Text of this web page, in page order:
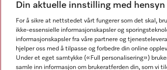
Din aktuelle innstilling med
For å sikre at nettstedet vårt fungerer som det skal,
ikke-essensielle informasjonskapsler og
informasjonskapsler fra våre partnere og
hjelper oss med å tilpasse og forbedre din online
Under et eget samtykke («Full personalisering»)
samle inn informasjon om brukeratferden din, som vi